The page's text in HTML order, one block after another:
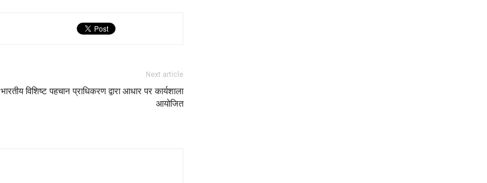
Next article
भारतीय विशिष्ट पहचान प्राधिकरण द्वारा आधार पर कार्यशाला
आयोजित